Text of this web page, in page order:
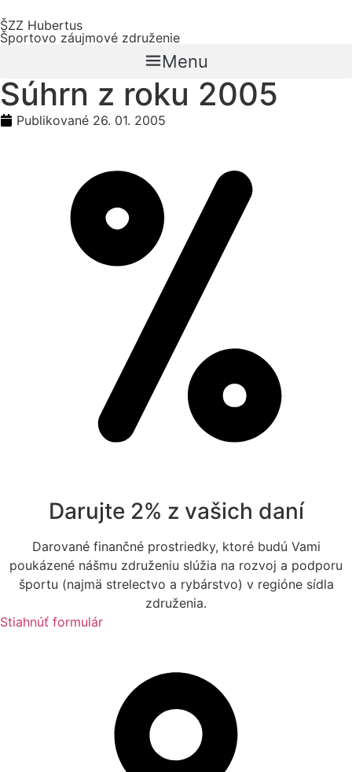
na
obsah
ŠZZ Hubertus
Športovo záujmové združenie
Menu
Súhrn z roku 2005
Publikované 26. 01. 2005
Darujte 2% z vašich daní
Darované finančné prostriedky, ktoré budú Vami
poukázené nášmu združeniu slúžia na rozvoj a podporu
športu (najmä strelectvo a rybárstvo) v regióne sídla
združenia.
Stiahnúť formulár